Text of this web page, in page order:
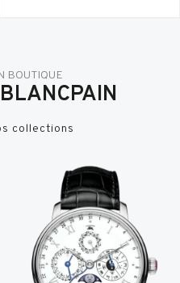
BOUTIQUE
collections